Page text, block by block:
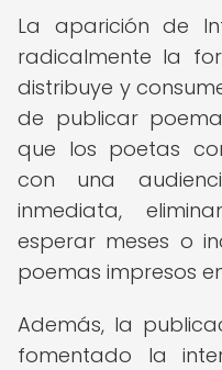
La aparición de
radicalmente la
distribuye y
de publicar
que los poetas
con una
inmediata,
esperar meses o
poemas impresos
Además, la
fomentado la